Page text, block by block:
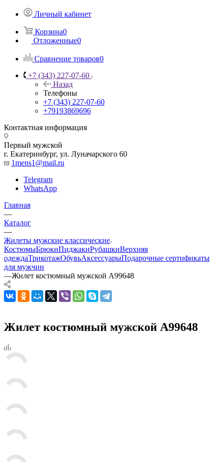
Личный кабинет
Корзина0
Отложенные0
Сравнение товаров0
+7 (343) 227-07-60
Назад
Телефоны
+7 (343) 227-07-60
+79193869696
Контактная информация
Первый мужской
г. Екатеринбург, ул. Луначарского 60
1mens1@mail.ru
Telegram
WhatsApp
Главная
—
Каталог
—
Жилеты мужские классические
КостюмыБрюкиПиджакиРубашкиВерхняя
одеждаТрикотажОбувьАксессуарыПодарочные сертификаты
для мужчин
—Жилет костюмный мужской А99648
Жилет костюмный мужской А99648